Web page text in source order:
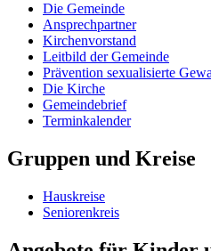
Die Gemeinde
Ansprechpartner
Kirchenvorstand
Leitbild der Gemeinde
Prävention sexualisierte
Die Kirche
Gemeindebrief
Terminkalender
Gruppen und Kreise
Hauskreise
Seniorenkreis